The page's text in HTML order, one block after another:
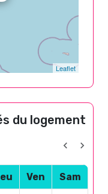
Leaflet
du logement
Ven Sam